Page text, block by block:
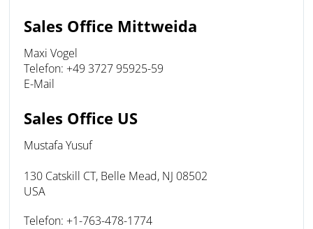
Sales Office Mittweida
Maxi Vogel
Telefon: +49 3727 95925-59
E-Mail
Sales Office US
Mustafa Yusuf
130 Catskill CT, Belle Mead, NJ 08502
USA
Telefon: +1-763-478-1774